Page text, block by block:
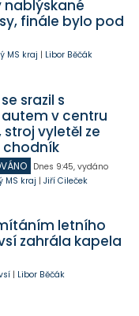
nablýskané
finále bylo pod
MS kraj | Libor Běčák
srazil s
v centru
vyletěl ze
chodník
Dnes 9:45, vydáno
MS kraj | Jiří Cileček
letního
zahrála kapela
| Libor Běčák